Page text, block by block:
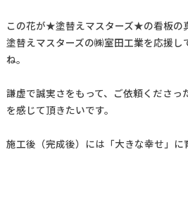
この花が★塗替えマスターズ★の看板の
塗替えマスターズの㈱室田工業を応援し
ね。
謙虚で誠実さをもって、ご依頼くださっ
を感じて頂きたいです。
施工後（完成後）には「大きな幸せ」